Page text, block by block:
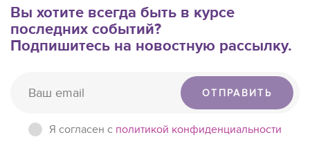
Вы хотите всегда быть в курсе
последних событий?
Подпишитесь на новостную рассылку.
ОТПРАВИТЬ
Я согласен c политикой конфиденциальности